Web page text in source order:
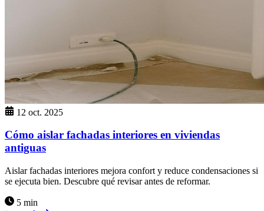
12 oct. 2025
Cómo aislar fachadas interiores en viviendas
antiguas
Aislar fachadas interiores mejora confort y reduce condensaciones si
se ejecuta bien. Descubre qué revisar antes de reformar.
5 min